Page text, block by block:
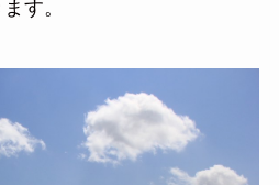
す。